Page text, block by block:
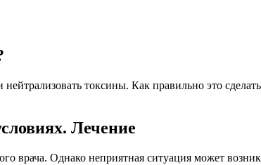
токсины. Как правильно это
Лечение
врача. Однако неприятная ситуация может